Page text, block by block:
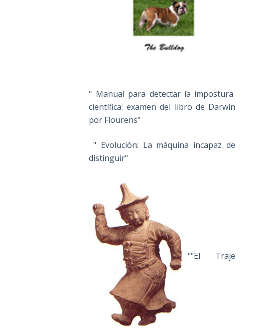
" Manual para detectar la impostura
científica: examen del libro de Darwin
por Flourens"
" Evolución: La máquina incapaz de
distinguir"
""El Traje